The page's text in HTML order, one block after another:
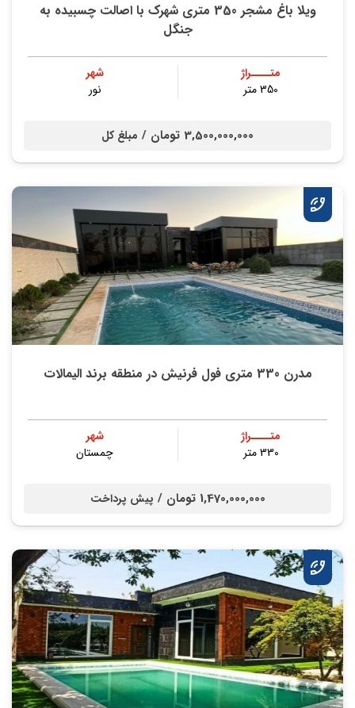
ویلا باغ مشجر 350 متری شهرک با اصالت چسبیده به
جنگل
متــــراژ
350 متر
شهر
نور
3,500,000,000 تومان / مبلغ کل
مدرن 330 متری فول فرنیش در منطقه برند الیمالات
متــــراژ
330 متر
شهر
چمستان
1,470,000,000 تومان / پیش پرداخت